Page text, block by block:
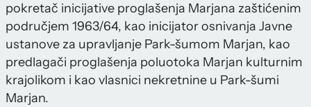
pokretač inicijative proglašenja Marjana zaštićenim
područjem 1963/64, kao inicijator osnivanja Javne
ustanove za upravljanje Park-šumom Marjan, kao
predlagači proglašenja poluotoka Marjan kulturnim
krajolikom i kao vlasnici nekretnine u Park-šumi
Marjan.